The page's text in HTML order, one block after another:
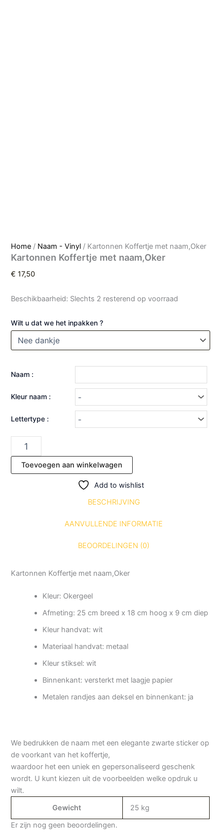
Home / Naam - Vinyl / Kartonnen Koffertje met naam,Oker
Kartonnen Koffertje met naam,Oker
€ 17,50
Beschikbaarheid: Slechts 2 resterend op voorraad
Wilt u dat we het inpakken ?
Naam :
Kleur naam :
Lettertype :
Toevoegen aan winkelwagen
Add to wishlist
BESCHRIJVING
AANVULLENDE INFORMATIE
BEOORDELINGEN (0)
Kartonnen Koffertje met naam,Oker
Kleur: Okergeel
Afmeting: 25 cm breed x 18 cm hoog x 9 cm diep
Kleur handvat: wit
Materiaal handvat: metaal
Kleur stiksel: wit
Binnenkant: versterkt met laagje papier
Metalen randjes aan deksel en binnenkant: ja
We bedrukken de naam met een elegante zwarte sticker op
de voorkant van het koffertje,
waardoor het een uniek en gepersonaliseerd geschenk
wordt. U kunt kiezen uit de voorbeelden welke opdruk u
wilt.
Gewicht
25 kg
Er zijn nog geen beoordelingen.